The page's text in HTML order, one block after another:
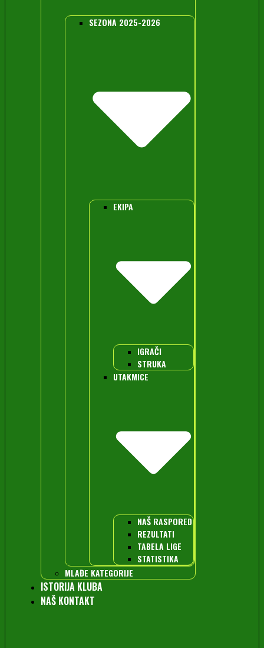
SEZONA 2025-2026
EKIPA
IGRAČI
STRUKA
UTAKMICE
NAŠ RASPORED
REZULTATI
TABELA LIGE
STATISTIKA
MLAĐE KATEGORIJE
ISTORIJA KLUBA
NAŠ KONTAKT